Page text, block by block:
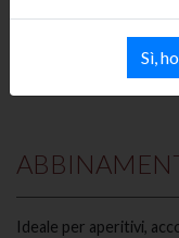
Di un bel colore giallo
delicato con sentori
morbido ed elegante.
Ideale per aperitivi,
Sì,